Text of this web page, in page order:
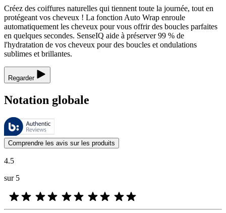
Créez des coiffures naturelles qui tiennent toute la journée, tout en
protégeant vos cheveux ! La fonction Auto Wrap enroule
automatiquement les cheveux pour vous offrir des boucles parfaites
en quelques secondes. SenseIQ aide à préserver 99 % de
l'hydratation de vos cheveux pour des boucles et ondulations
sublimes et brillantes.
Regarder
Notation globale
Ces évaluations sont gérées par Bazaarvoice et sont conformes à la
Les avis des clients exprimés sous forme d'évaluations de produits
Comprendre les avis sur les produits
4.5
sur 5